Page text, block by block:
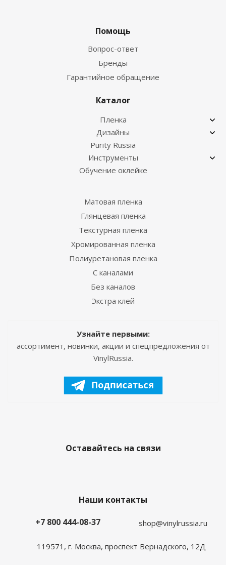
Помощь
Вопрос-ответ
Бренды
Гарантийное обращение
Каталог
Пленка
Дизайны
Purity Russia
Инструменты
Обучение оклейке
Матовая пленка
Глянцевая пленка
Текстурная пленка
Хромированная пленка
Полиуретановая пленка
С каналами
Без каналов
Экстра клей
Узнайте первыми:
ассортимент, новинки, акции и спецпредложения от
VinylRussia.
Оставайтесь на связи
Наши контакты
+7 800 444-08-37
shop@vinylrussia.ru
119571, г. Москва, проспект Вернадского, 12Д